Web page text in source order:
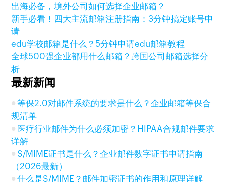
出海必备，境外公司如何选择企业邮箱？
新手必看！四大主流邮箱注册指南：3分钟搞定账号申
请
edu学校邮箱是什么？5分钟申请edu邮箱教程
全球500强企业都用什么邮箱？跨国公司邮箱选择分
析
最新新闻
等保2.0对邮件系统的要求是什么？企业邮箱等保合
规清单
医疗行业邮件为什么必须加密？HIPAA合规邮件要求
详解
S/MIME证书是什么？企业邮件数字证书申请指南
（2026最新）
什么是S/MIME？邮件加密证书的作用和原理详解